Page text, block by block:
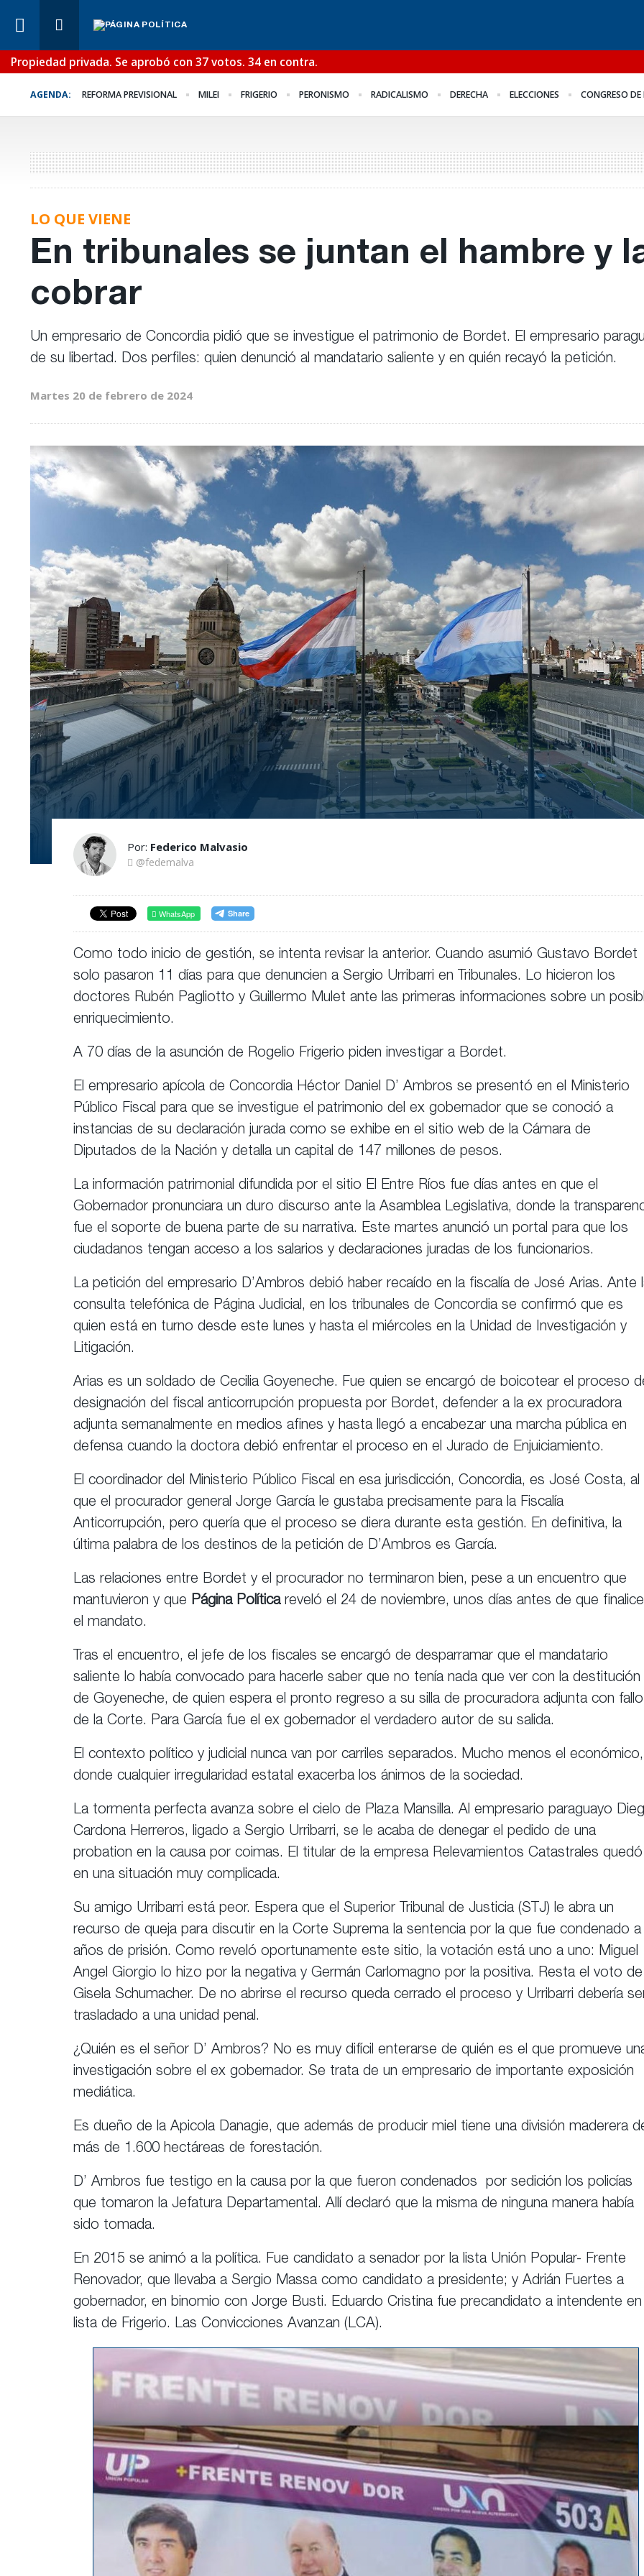
Propiedad privada. Se aprobó con 37 votos. 34 en contra.
AGENDA: REFORMA PREVISIONAL MILEI FRIGERIO PERONISMO RADICALISMO DERECHA ELECCIONES CONGRESO
Poder Judicial?
al Estado de
gestión pública
el empleo público y
LO QUE VIENE
En tribunales se juntan el hambre y
cobrar
Un empresario de Concordia pidió que se investigue el patrimonio de Bordet. El empresario
de su libertad. Dos perfiles: quien denunció al mandatario saliente y en quién recayó la petición.
Martes 20 de febrero de 2024
Por: Federico Malvasio
@fedemalva
WhatsApp
Como todo inicio de gestión, se intenta revisar la anterior. Cuando asumió Gustavo Bordet
solo pasaron 11 días para que denuncien a Sergio Urribarri en Tribunales. Lo hicieron los
doctores Rubén Pagliotto y Guillermo Mulet ante las primeras informaciones sobre un
enriquecimiento.
A 70 días de la asunción de Rogelio Frigerio piden investigar a Bordet.
El empresario apícola de Concordia Héctor Daniel D’ Ambros se presentó en el Ministerio
Público Fiscal para que se investigue el patrimonio del ex gobernador que se conoció a
instancias de su declaración jurada como se exhibe en el sitio web de la Cámara de
Diputados de la Nación y detalla un capital de 147 millones de pesos.
La información patrimonial difundida por el sitio El Entre Ríos fue días antes en que el
Gobernador pronunciara un duro discurso ante la Asamblea Legislativa, donde la
fue el soporte de buena parte de su narrativa. Este martes anunció un portal para que los
ciudadanos tengan acceso a los salarios y declaraciones juradas de los funcionarios.
La petición del empresario D’Ambros debió haber recaído en la fiscalía de José Arias. Ante
consulta telefónica de Página Judicial, en los tribunales de Concordia se confirmó que es
quien está en turno desde este lunes y hasta el miércoles en la Unidad de Investigación y
Litigación.
Arias es un soldado de Cecilia Goyeneche. Fue quien se encargó de boicotear el proceso
designación del fiscal anticorrupción propuesta por Bordet, defender a la ex procuradora
adjunta semanalmente en medios afines y hasta llegó a encabezar una marcha pública en
defensa cuando la doctora debió enfrentar el proceso en el Jurado de Enjuiciamiento.
El coordinador del Ministerio Público Fiscal en esa jurisdicción, Concordia, es José Costa, al
que el procurador general Jorge García le gustaba precisamente para la Fiscalía
Anticorrupción, pero quería que el proceso se diera durante esta gestión. En definitiva, la
última palabra de los destinos de la petición de D’Ambros es García.
Las relaciones entre Bordet y el procurador no terminaron bien, pese a un encuentro que
mantuvieron y que Página Políticareveló el 24 de noviembre, unos días antes de que finalice
el mandato.
Tras el encuentro, el jefe de los fiscales se encargó de desparramar que el mandatario
saliente lo había convocado para hacerle saber que no tenía nada que ver con la destitución
de Goyeneche, de quien espera el pronto regreso a su silla de procuradora adjunta con fallo
de la Corte. Para García fue el ex gobernador el verdadero autor de su salida.
El contexto político y judicial nunca van por carriles separados. Mucho menos el económico,
donde cualquier irregularidad estatal exacerba los ánimos de la sociedad.
La tormenta perfecta avanza sobre el cielo de Plaza Mansilla. Al empresario paraguayo
Cardona Herreros, ligado a Sergio Urribarri, se le acaba de denegar el pedido de una
probation en la causa por coimas. El titular de la empresa Relevamientos Catastrales quedó
en una situación muy complicada.
Su amigo Urribarri está peor. Espera que el Superior Tribunal de Justicia (STJ) le abra un
recurso de queja para discutir en la Corte Suprema la sentencia por la que fue condenado
años de prisión. Como reveló oportunamente este sitio, la votación está uno a uno: Miguel
Angel Giorgio lo hizo por la negativa y Germán Carlomagno por la positiva. Resta el voto de
Gisela Schumacher. De no abrirse el recurso queda cerrado el proceso y Urribarri debería
trasladado a una unidad penal.
¿Quién es el señor D’ Ambros? No es muy difícil enterarse de quién es el que promueve
investigación sobre el ex gobernador. Se trata de un empresario de importante exposición
mediática.
Es dueño de la Apicola Danagie, que además de producir miel tiene una división maderera
más de 1.600 hectáreas de forestación.
D’ Ambros fue testigo en la causa por la que fueron condenados por sedición los policías
que tomaron la Jefatura Departamental. Allí declaró que la misma de ninguna manera había
sido tomada.
En 2015 se animó a la política. Fue candidato a senador por la lista Unión Popular- Frente
Renovador, que llevaba a Sergio Massa como candidato a presidente; y Adrián Fuertes a
gobernador, en binomio con Jorge Busti. Eduardo Cristina fue precandidato a intendente en
lista de Frigerio. Las Convicciones Avanzan (LCA).